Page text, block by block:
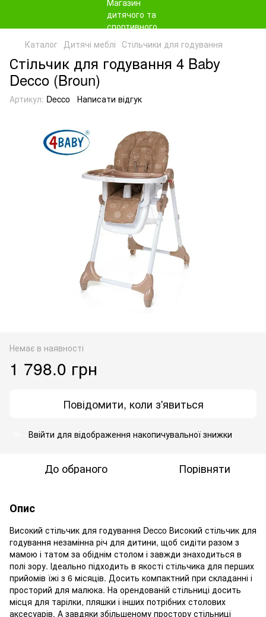
Каталог Дитячі меблі Стільчики для годування
Стільчик для годування 4 Baby
Decco (Broun)
Артикул: Decco Написати відгук
Немає в наявності
1 798.0 грн
Повідомити, коли з'явиться
Ввійти для відображення накопичувальної знижки
До обраного Порівняти
Опис
Високий стільчик для годування Decco Високий стільчик для
годування незамінна річ для дитини, щоб сидіти разом з
мамою і татом за обіднім столом і завжди знаходиться в
полі зору. Ідеально підходить в якості стільчика для перших
прийомів їжі з 6 місяців. Досить компактний при складанні і
просторий для малюка. На орендованій стільниці досить
місця для тарілки, пляшки і інших потрібних столових
аксесуарів. А завдяки збільшеному простору стільниці